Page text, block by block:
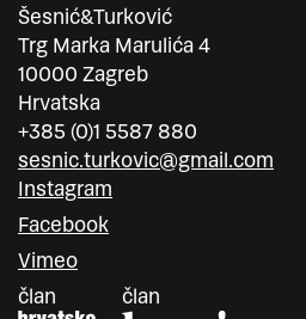
Šesnić&Turković
Trg Marka Marulića 4
10000 Zagreb
Hrvatska
+385 (0)1 5587 880
sesnic.turkovic@gmail.com
Instagram
Facebook
Vimeo
član
član